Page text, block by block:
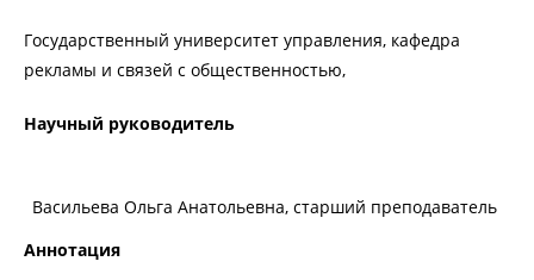
Государственный университет управления, кафедра
рекламы и связей с общественностью,
Научный руководитель
Васильева Ольга Анатольевна, старший преподаватель
Аннотация